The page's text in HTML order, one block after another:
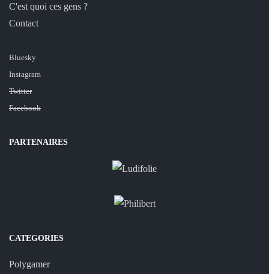
C'est quoi ces gens ?
Contact
Bluesky
Instagram
Twitter
Facebook
PARTENAIRES
CATEGORIES
Polygamer